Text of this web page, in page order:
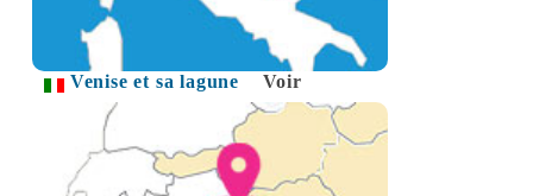
Venise et sa lagune Voir